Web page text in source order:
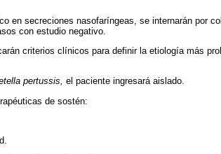
en secreciones nasofaríngeas, se internarán por
con estudio negativo.
criterios clínicos para definir la etiología más
pertussis, el paciente ingresará aislado.
de sostén: